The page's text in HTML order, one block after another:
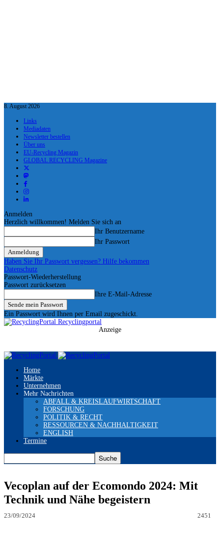
8. August 2026
Links
Mediadaten
Newsletter bestellen
Über uns
EU-Recycling Magazin
GLOBAL RECYCLING Magazine
Anmelden
Herzlich willkommen! Melden Sie sich an
Ihr Benutzername
Ihr Passwort
Haben Sie Ihr Passwort vergessen? Hilfe bekommen
Datenschutz
Passwort-Wiederherstellung
Passwort zurücksetzen
Ihre E-Mail-Adresse
Ein Passwort wird Ihnen per Email zugeschickt.
Recyclingportal
Anzeige
Home
Märkte
Unternehmen
Mehr Nachrichten
ABFALL & KREISLAUFWIRTSCHAFT
FORSCHUNG
POLITIK & RECHT
RESSOURCEN & NACHHALTIGKEIT
ENGLISH
Termine
Vecoplan auf der Ecomondo 2024: Mit
Technik und Nähe begeistern
23/09/2024 2451